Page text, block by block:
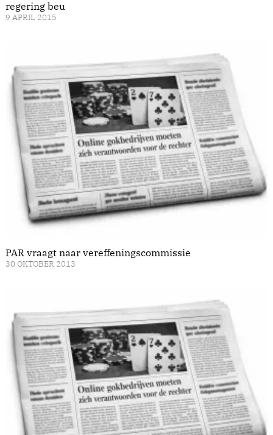
regering beu
9 APRIL 2015
PAR vraagt naar vereffeningscommissie
30 OKTOBER 2013